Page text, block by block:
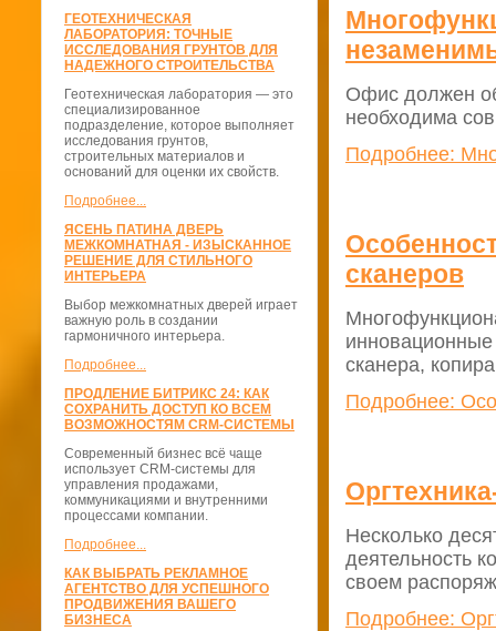
ГЕОТЕХНИЧЕСКАЯ
ЛАБОРАТОРИЯ: ТОЧНЫЕ
ИССЛЕДОВАНИЯ ГРУНТОВ ДЛЯ
НАДЕЖНОГО СТРОИТЕЛЬСТВА
Геотехническая лаборатория — это
специализированное
подразделение, которое выполняет
исследования грунтов,
строительных материалов и
оснований для оценки их свойств.
Подробнее...
ЯСЕНЬ ПАТИНА ДВЕРЬ
МЕЖКОМНАТНАЯ - ИЗЫСКАННОЕ
РЕШЕНИЕ ДЛЯ СТИЛЬНОГО
ИНТЕРЬЕРА
Выбор межкомнатных дверей играет
важную роль в создании
гармоничного интерьера.
Подробнее...
ПРОДЛЕНИЕ БИТРИКС 24: КАК
СОХРАНИТЬ ДОСТУП КО ВСЕМ
ВОЗМОЖНОСТЯМ CRM-СИСТЕМЫ
Современный бизнес всё чаще
использует CRM-системы для
управления продажами,
коммуникациями и внутренними
процессами компании.
Подробнее...
КАК ВЫБРАТЬ РЕКЛАМНОЕ
АГЕНТСТВО ДЛЯ УСПЕШНОГО
ПРОДВИЖЕНИЯ ВАШЕГО
БИЗНЕСА
Офис должен
необходима
Подробнее:
сканеров
сканера,
Подробнее:
Несколько
деятельность
своем
Подробнее: